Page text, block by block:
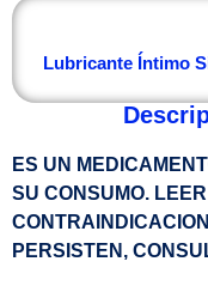
Lubricante Íntimo
ES UN
SU CONSUMO.
PERSISTEN,